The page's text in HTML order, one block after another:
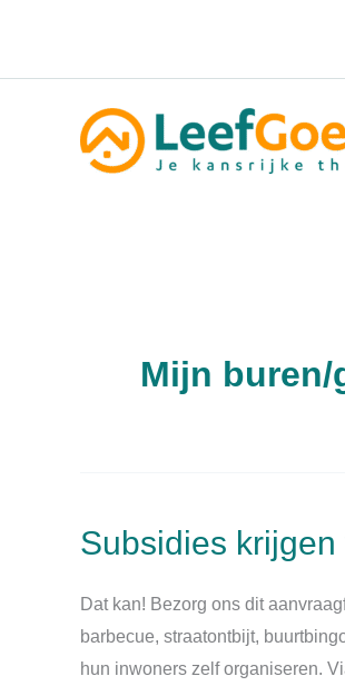
Mijn buren/
Subsidies
Dat kan! Bezorg ons dit
barbecue, straatontbijt,
hun inwoners zelf organiseren.